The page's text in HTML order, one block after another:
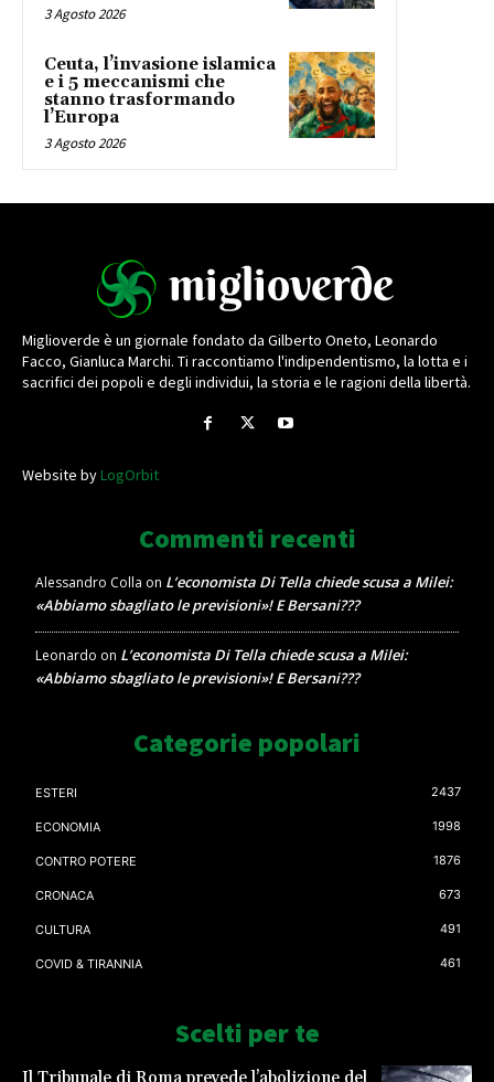
3 Agosto 2026
Ceuta, l’invasione islamica
e i 5 meccanismi che
stanno trasformando
l’Europa
3 Agosto 2026
Miglioverde è un giornale fondato da Gilberto Oneto, Leonardo
Facco, Gianluca Marchi. Ti raccontiamo l'indipendentismo, la lotta e i
sacrifici dei popoli e degli individui, la storia e le ragioni della libertà.
Website byLogOrbit
Commenti recenti
Alessandro Colla on L’economista Di Tella chiede scusa a Milei:
«Abbiamo sbagliato le previsioni»! E Bersani???
Leonardo on L’economista Di Tella chiede scusa a Milei:
«Abbiamo sbagliato le previsioni»! E Bersani???
Categorie popolari
ESTERI 2437
ECONOMIA 1998
CONTRO POTERE 1876
CRONACA 673
CULTURA 491
COVID & TIRANNIA 461
Scelti per te